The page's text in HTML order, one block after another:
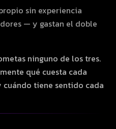
sin experiencia
— y gastan el doble
ninguno de los tres.
qué cuesta cada
tiene sentido cada